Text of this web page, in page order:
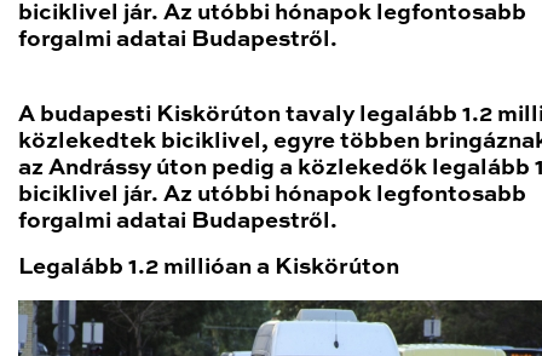
biciklivel jár. Az utóbbi hónapok legfontosabb
forgalmi adatai Budapestről.
A budapesti Kiskörúton tavaly legalább 1.2
közlekedtek biciklivel, egyre többen
az Andrássy úton pedig a közlekedők legalább
biciklivel jár. Az utóbbi hónapok legfontosabb
forgalmi adatai Budapestről.
Legalább 1.2 millióan a Kiskörúton